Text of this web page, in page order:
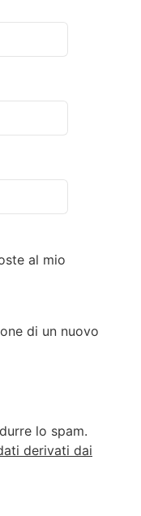
al mio
di un nuovo
lo spam.
derivati dai